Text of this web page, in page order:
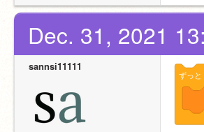
Dec. 31, 2021
sannsi11111
ずっと